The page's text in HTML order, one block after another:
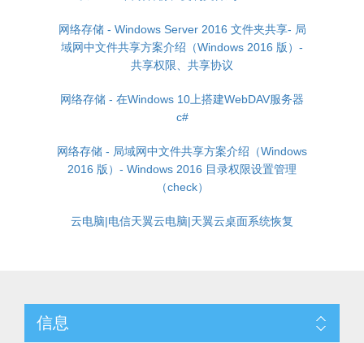
网络存储 - Windows Server 2016 文件夹共享- 局
域网中文件共享方案介绍（Windows 2016 版）-
共享权限、共享协议
网络存储 - 在Windows 10上搭建WebDAV服务器
c#
网络存储 - 局域网中文件共享方案介绍（Windows
2016 版）- Windows 2016 目录权限设置管理
（check）
云电脑|电信天翼云电脑|天翼云桌面系统恢复
信息